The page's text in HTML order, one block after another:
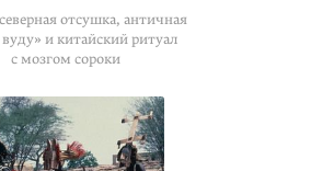
отсушка, античная
вуду» и китайский ритуал
с мозгом сороки